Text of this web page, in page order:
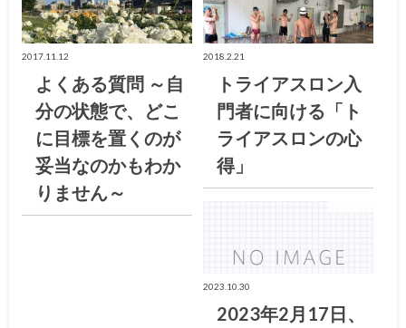
2017.11.12
よくある質問 ～自
分の状態で、どこ
に目標を置くのが
妥当なのかもわか
りません～
2018.2.21
トライアスロン入
門者に向ける「ト
ライアスロンの心
得」
2023.10.30
2023年2月17日、